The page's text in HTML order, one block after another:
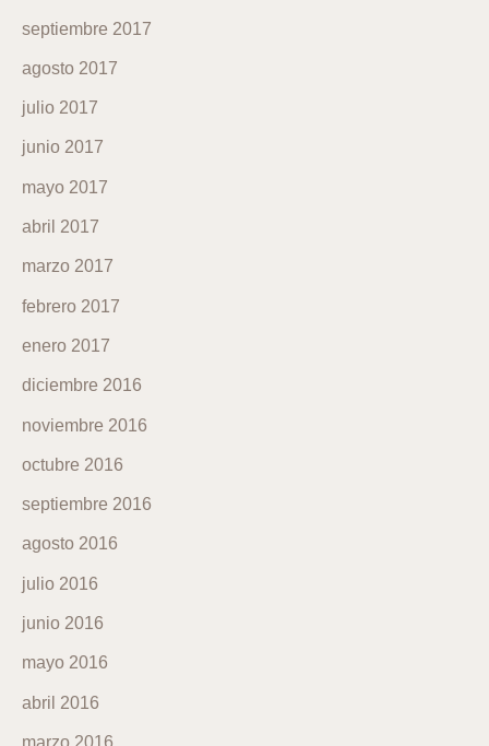
septiembre 2017
agosto 2017
julio 2017
junio 2017
mayo 2017
abril 2017
marzo 2017
febrero 2017
enero 2017
diciembre 2016
noviembre 2016
octubre 2016
septiembre 2016
agosto 2016
julio 2016
junio 2016
mayo 2016
abril 2016
marzo 2016